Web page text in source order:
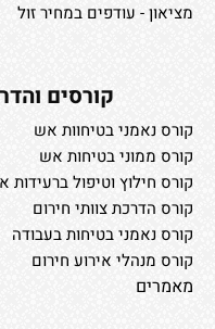
מציאון - עודפים במחיר זול
קורסים
קורס נאמני בטיחוות אש
קורס ממוני בטיחות אש
קורס חילוץ וטיפול ברעידות
קורס הדרכת צוותי חירום
קורס נאמני בטיחות בעבודה
קורס מנהלי אירוע חירום
מאמרים